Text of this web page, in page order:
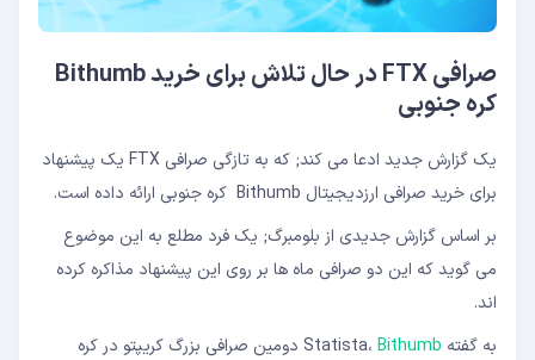
صرافی FTX در حال تلاش برای خرید Bithumb
کره جنوبی
یک گزارش جدید ادعا می کند; که به تازگی صرافی FTX یک پیشنهاد
برای خرید صرافی ارزدیجیتال Bithumb کره جنوبی ارائه داده است.
بر اساس گزارش جدیدی از بلومبرگ; یک فرد مطلع به این موضوع
می گوید که این دو صرافی ماه ها بر روی این پیشنهاد مذاکره کرده
اند.
به گفته Statista، Bithumb
دومین صرافی بزرگ کریپتو در کره